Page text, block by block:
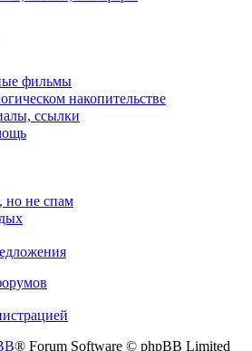
фильмы
накопительстве
ссылки
но не спам
истрацией
® Forum Software © phpBB Limited